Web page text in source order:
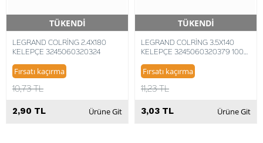
TÜKENDİ
Hızlı Teslimat
LEGRAND COLRİNG 2.4X180
KELEPÇE 3245060320324
Fırsatı kaçırma
10,73 TL
2,90 TL Ürüne Git
TÜKENDİ
Hızlı Teslimat
LEGRAND COLRİNG 3.5X140
KELEPÇE 3245060320379 100
Fırsatı kaçırma
11,23 TL
3,03 TL Ürüne Git